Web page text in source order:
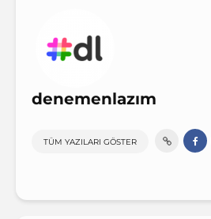
denemenlazım
TÜM YAZILARI GÖSTER